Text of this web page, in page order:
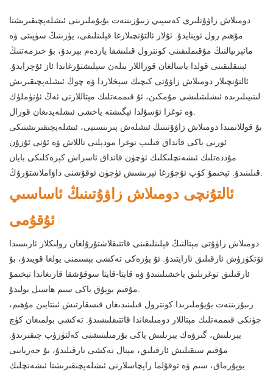
دومىلاش زاۋۇتلىرى كەسپىي زىبۇزىننەت بۇيۇملىرىنى ئىشلەپچىقىرىشتا
مۇھىم رول ئوينايدۇ. ئۇلار ئالتۇنچىلارغا قېلىنلىقى، يۈزىنىڭ سۈپىتى ۋە
ماتېرىيالنىڭ مۇقىملىقىنى كونترول قىلىشقا ياردەم بېرىدۇ، بۇ خىزمەتنىڭ
ئېنىقلىقىنى قولدا ياسالغان قوراللار بىلەن سېلىشتۇرغاندا ئاز ئۇچرايدۇ.
ئالتۇنچىلار دومىلاش زاۋۇتى كىچىك سېخلاردا ۋە چوڭ ئىشلەپچىقىرىش
لىنىيىلىرىدە ئىشلىتىلىشى مۇمكىن، ئۇ قىممەتلىك مېتاللارنى ئەڭ ئۈنۈملۈك
ۋە توغرا ئۇسۇلدا ئېگىشتە ياخشى ئىشلەيدىغان قورال.
بۇ قوللانمىدا دومىلاش زاۋۇتىنىڭ ئىشلەش پىرىنسىپى، ئىشلەپچىقىرىشتىكى
ئورنى ياكى قانداق قىلىپ توغرا مودېلنى تاللاش ۋە ئۇنى ئۇزۇن
مۇددەتلىك ئىشەنچلىكلىك ئۈچۈن قانداق ئاسراش كېرەكلىكى بايان
قىلىنىدۇ. تېخىمۇ كۆپ ئۇچۇرغا ئېرىشىش ئۈچۈن ئوقۇشنى داۋاملاشتۇرۇڭ.
ئالتۇنچى دومىلاش زاۋۇتىنىڭ ئاساسىي
ئۇقۇمى
دومىلاش زاۋۇتى مېتالنىڭ قېلىنلىقىنى قاتتىقلاشتۇرۇلغان رولىكلار ئارىسىدا
ئۆتكۈزۈش ئارقىلىق ئازايتىدۇ. ئۇ يۈزەكى تەكشى بېسىمنى يولغا قويىدۇ، بۇ
ئارقىلىق توغرىلىق ياخشىلىنىدۇ ۋە قايتا-قايتا سوقۇشقا قارىغاندا تېخىمۇ
مۇقىم يوپۇق ياكى سىم ھاسىل بولىدۇ.
زىبۇزىننەت بۇيۇملىرىدا كونترول قىلىنىدىغان قىسقارتىش ئىنتايىن مۇھىم،
چۈنكى قىممەتلىك مېتاللار دومىلىغاندا قاتتىقلىشىدۇ. تەكشى بولمىغان كۈچ
يېرىلىش، گىرۋەك يېرىلىش ياكى بۇرمىلىنىشنى كەلتۈرۈپ چىقىرىدۇ.
مۇقىم سىقىلىش ئارقىلىق، مېتال تەكشى تارقىلىدۇ، بۇ جەرياننى
يوپۇرماق، سىم ۋە توقۇلما زاپچاسلارنى ئىشلەپچىقىرىشتا ئىشەنچلىك